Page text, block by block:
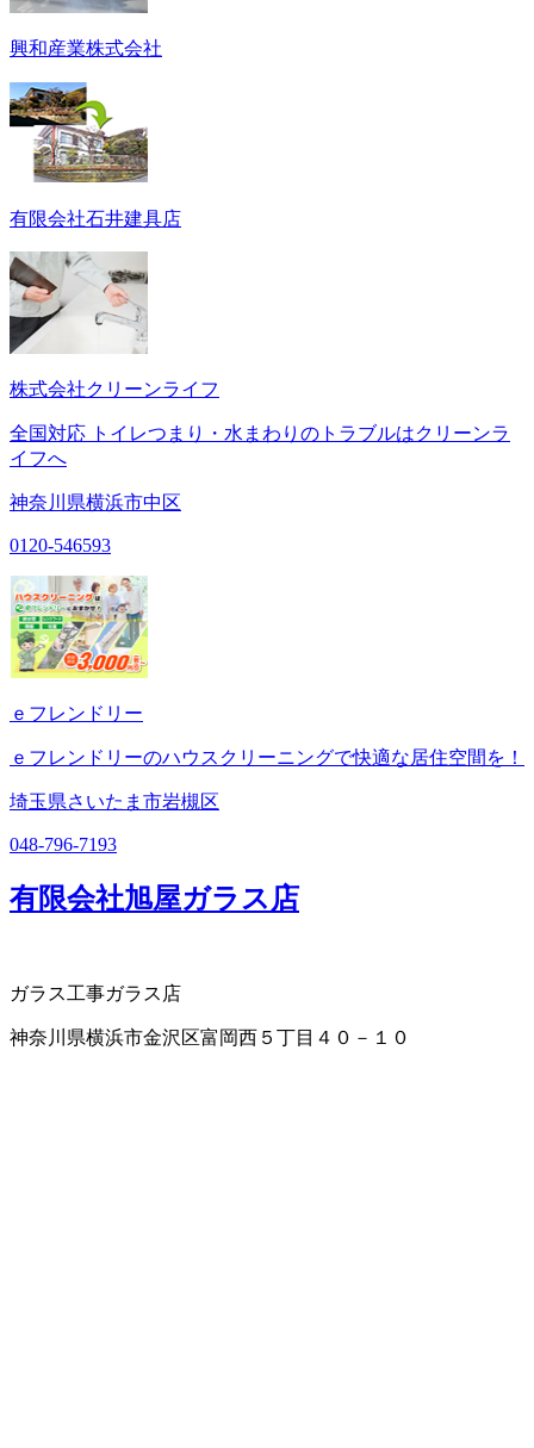
興和産業株式会社
有限会社石井建具店
株式会社クリーンライフ
全国対応 トイレつまり・水まわりのトラブルはクリーンラ
イフへ
神奈川県横浜市中区
0120-546593
ｅフレンドリー
ｅフレンドリーのハウスクリーニングで快適な居住空間を！
埼玉県さいたま市岩槻区
048-796-7193
有限会社旭屋ガラス店
ガラス工事ガラス店
神奈川県横浜市金沢区富岡西５丁目４０－１０